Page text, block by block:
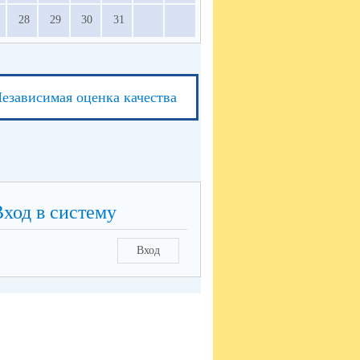
28 29 30 31
оценка качества
в систему
Вход